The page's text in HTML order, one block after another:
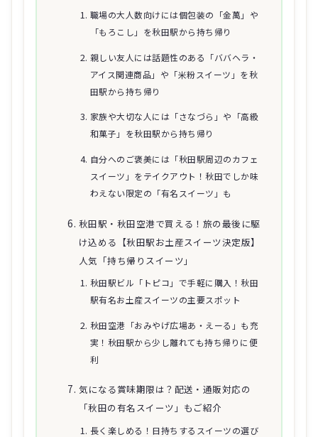
職場の大人数向けには個包装の「金萬」や
「もろこし」を秋田駅から持ち帰り
親しい友人には話題性のある「ババヘラ・
アイス関連商品」や「米粉スイーツ」を秋
田駅から持ち帰り
家族や大切な人には「さなづら」や「高級
和菓子」を秋田駅から持ち帰り
自分へのご褒美には「秋田駅周辺のカフェ
スイーツ」をテイクアウト！秋田でしか味
わえない限定の「有名スイーツ」も
秋田駅・秋田空港で買える！旅の最後に駆
け込める【秋田駅お土産スイーツ決定版】
人気「持ち帰りスイーツ」
秋田駅ビル「トピコ」で手軽に購入！秋田
駅有名お土産スイーツの主要スポット
秋田空港「おみやげ広場あ・えーる」も充
実！秋田駅から少し離れても持ち帰りに便
利
気になる賞味期限は？配送・通販対応の
「秋田の有名スイーツ」もご紹介
長く楽しめる！日持ちするスイーツの選び